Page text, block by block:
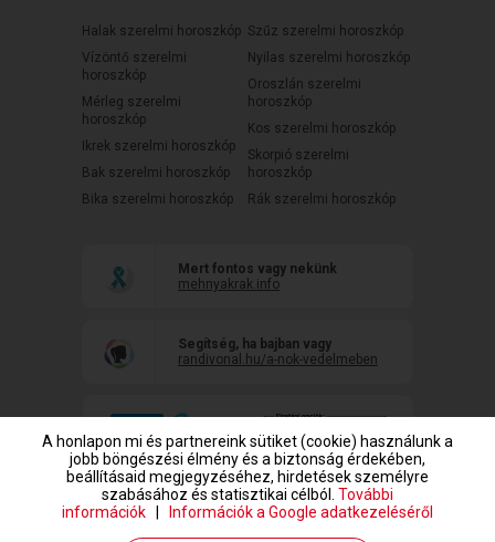
Halak szerelmi horoszkóp
Vízöntő szerelmi
horoszkóp
Mérleg szerelmi
horoszkóp
Ikrek szerelmi horoszkóp
Bak szerelmi horoszkóp
Bika szerelmi horoszkóp
Szűz szerelmi horoszkóp
Nyilas szerelmi horoszkóp
Oroszlán szerelmi
horoszkóp
Kos szerelmi horoszkóp
Skorpió szerelmi
horoszkóp
Rák szerelmi horoszkóp
Mert fontos vagy nekünk
mehnyakrak.info
Segítség, ha bajban vagy
randivonal.hu/a-nok-vedelmeben
A honlapon mi és partnereink sütiket (cookie) használunk a
jobb böngészési élmény és a biztonság érdekében,
beállításaid megjegyzéséhez, hirdetések személyre
szabásához és statisztikai célból. További
információk
Információk a Google adatkezeléséről